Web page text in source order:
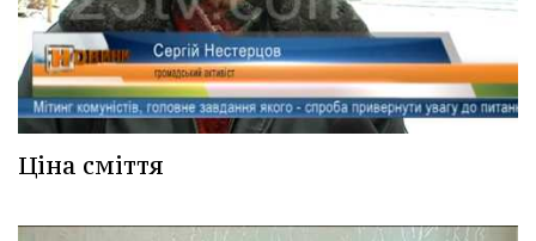
Ціна сміття